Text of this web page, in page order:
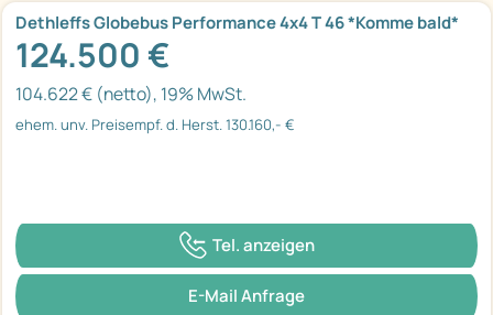
Dethleffs Globebus Performance 4x4 T 46 *Komme bald*
124.500 €
104.622 € (netto), 19% MwSt.
ehem. unv. Preisempf. d. Herst. 130.160,- €
Tel. anzeigen
E-Mail Anfrage